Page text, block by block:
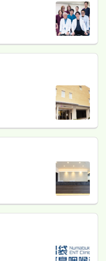
詳細を見る
一時募集休止
詳細を見る